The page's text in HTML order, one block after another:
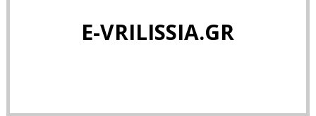
E-VRILISSIA.GR